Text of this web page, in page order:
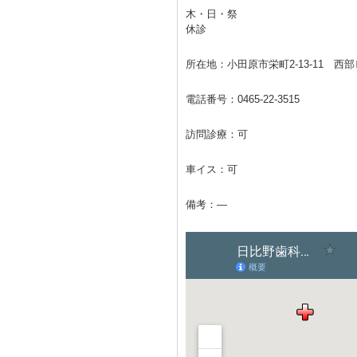
木・日・祭
休診
所在地：小田原市栄町2-13-11 西部
電話番号： 0465-22-3515
訪問診療：可
車イス：可
備考：―